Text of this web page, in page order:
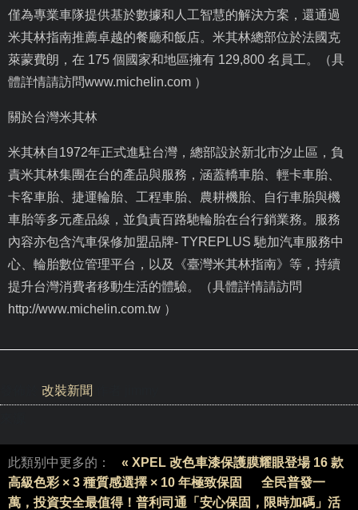
僅為專業車隊提供基於數據和人工智慧的解決方案，還通過
米其林指南推薦卓越的餐廳和飯店。米其林總部位於法國克
萊蒙費朗，在 175 個國家和地區擁有 129,800 名員工。（具
體詳情請訪問www.michelin.com ）
關於台灣米其林
米其林自1972年正式進駐台灣，總部設於新北市汐止區，負
責米其林集團在台的產品與服務，涵蓋轎車胎、輕卡車胎、
卡客車胎、捷運輪胎、工程車胎、農耕機胎、自行車胎與機
車胎等多元產品線，並負責百路馳輪胎在台行銷業務。服務
內容亦包含汽車保修加盟品牌- TYREPLUS 馳加汽車服務中
心、輪胎數位管理平台，以及《臺灣米其林指南》等，持續
提升台灣消費者移動生活的體驗。（具體詳情請訪問
http://www.michelin.com.tw ）
改裝新聞
此類别中更多的：
« XPEL 改色車漆保護膜耀眼登場 16 款
高級色彩 × 3 種質感選擇 × 10 年極致保固
全民普發一
萬，投資安全最值得！普利司通「安心保固，限時加碼」活